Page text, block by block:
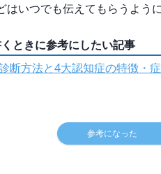
はいつでも伝えてもらうよう
ときに参考にしたい記事
断方法と4大認知症の特徴・
参考になった